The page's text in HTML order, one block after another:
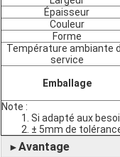
Épaisseur
Couleur
Forme
Température ambiante
service
Emballage
Note :
1. Si adapté aux
2. ± 5mm de
►Avantage